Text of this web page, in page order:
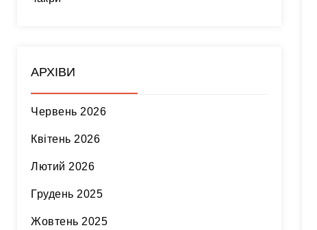
АРХІВИ
Червень 2026
Квітень 2026
Лютий 2026
Грудень 2025
Жовтень 2025